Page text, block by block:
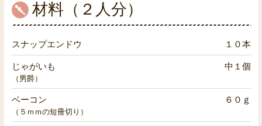
材料（２人分）
スナップエンドウ １０本
じゃがいも 中１個
（男爵）
ベーコン ６０ｇ
（５ｍｍの短冊切り）